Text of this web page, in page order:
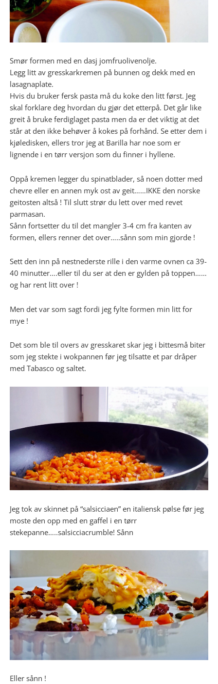
Smør formen med en dasj jomfruolivenolje.
Legg litt av gresskarkremen på bunnen og dekk med en
lasagnaplate.
Hvis du bruker fersk pasta må du koke den litt først. Jeg
skal forklare deg hvordan du gjør det etterpå. Det går like
greit å bruke ferdiglaget pasta men da er det viktig at det
står at den ikke behøver å kokes på forhånd. Se etter dem i
kjøledisken, ellers tror jeg at Barilla har noe som er
lignende i en tørr versjon som du finner i hyllene.
Oppå kremen legger du spinatblader, så noen dotter med
chevre eller en annen myk ost av geit……IKKE den norske
geitosten altså ! Til slutt strør du lett over med revet
parmasan.
Sånn fortsetter du til det mangler 3-4 cm fra kanten av
formen, ellers renner det over…..sånn som min gjorde !
Sett den inn på nestnederste rille i den varme ovnen ca 39-
40 minutter….eller til du ser at den er gylden på toppen……
og har rent litt over !
Men det var som sagt fordi jeg fylte formen min litt for
mye !
Det som ble til overs av gresskaret skar jeg i bittesmå biter
som jeg stekte i wokpannen før jeg tilsatte et par dråper
med Tabasco og saltet.
Jeg tok av skinnet på “salsicciaen” en italiensk pølse før jeg
moste den opp med en gaffel i en tørr
stekepanne…..salsicciacrumble! Sånn
Eller sånn !